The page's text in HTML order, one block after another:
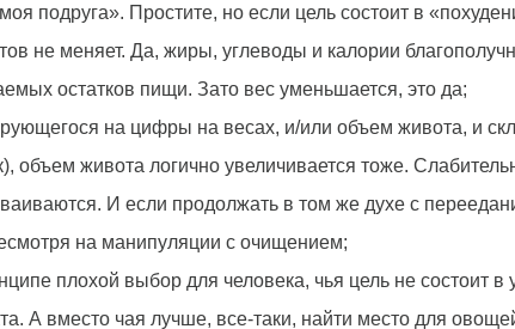
подруга». Простите, но если цель состоит в
не меняет. Да, жиры, углеводы и калории
остатков пищи. Зато вес уменьшается, это да;
на цифры на весах, и/или объем живота, и
живота логично увеличивается тоже.
И если продолжать в том же духе с
на манипуляции с очищением;
плохой выбор для человека, чья цель не состоит в
А вместо чая лучше, все-таки, найти место для